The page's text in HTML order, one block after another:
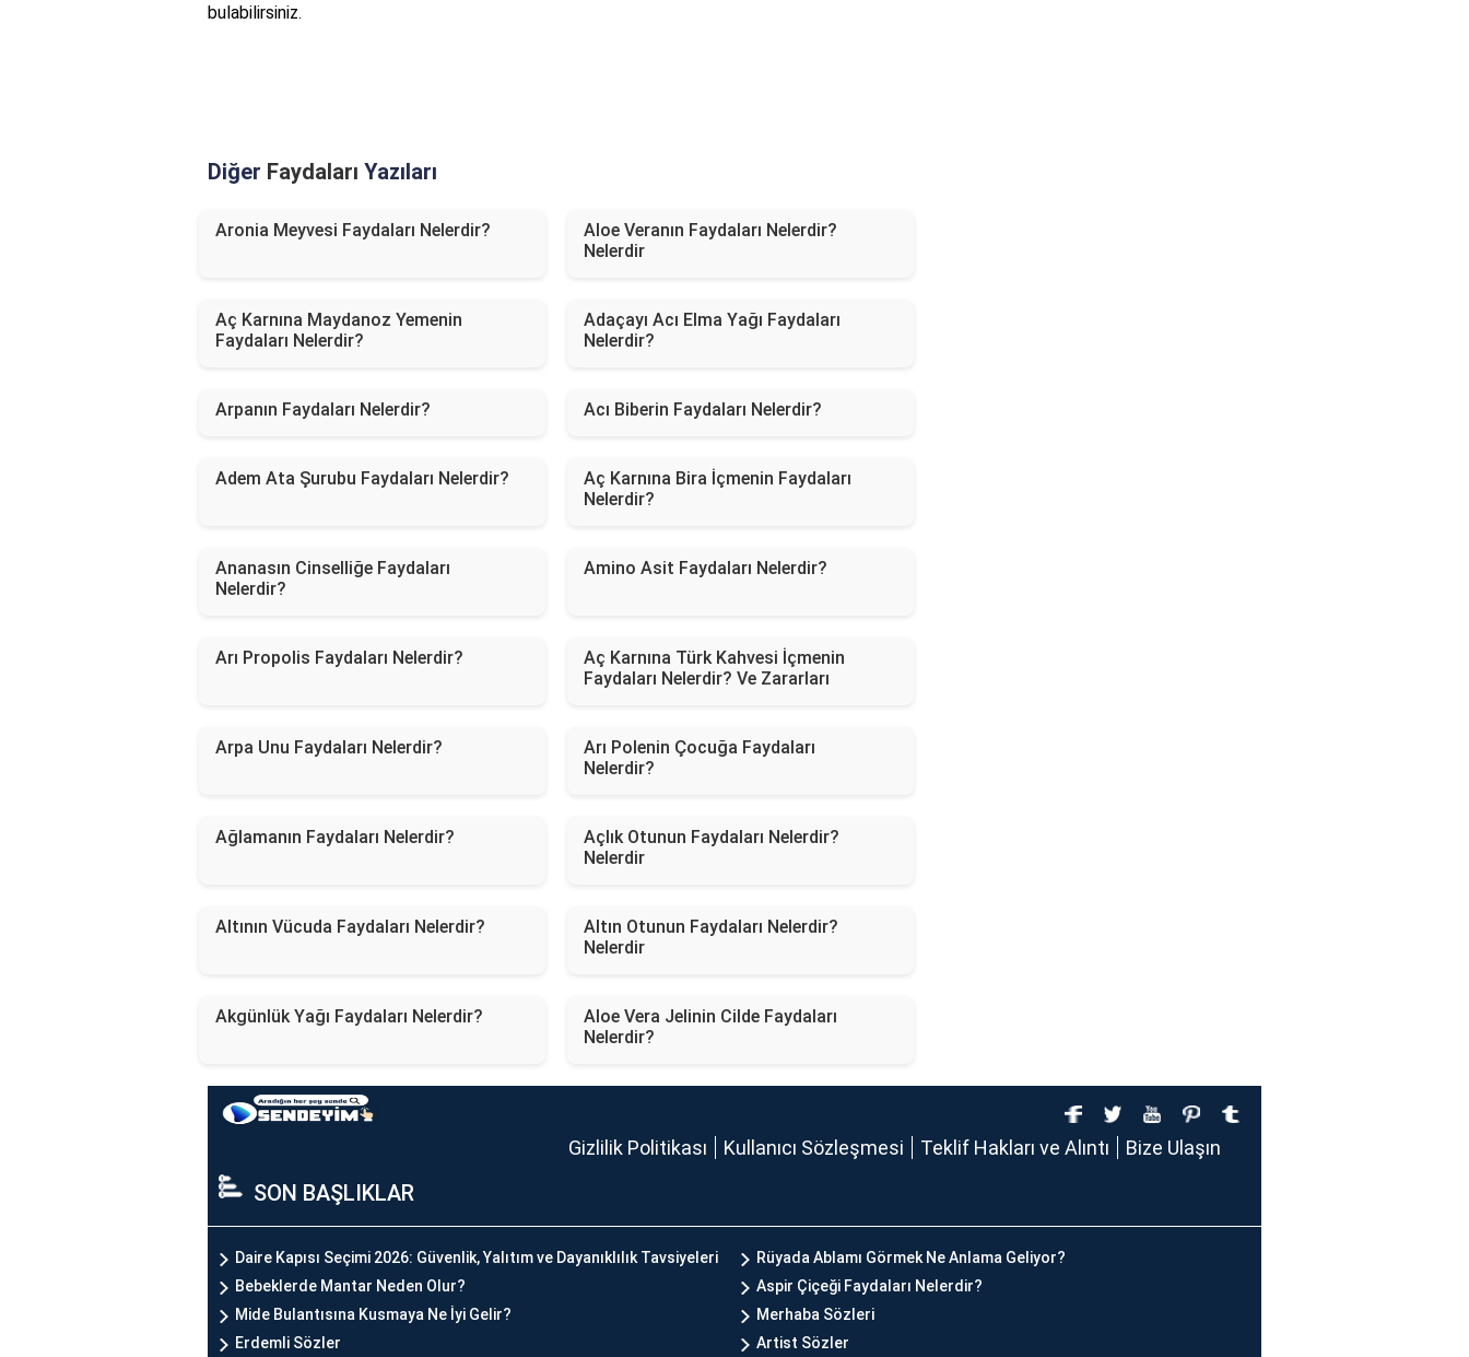
bulabilirsiniz.
Diğer Faydaları Yazıları
Aronia Meyvesi Faydaları Nelerdir?
Aloe Veranın Faydaları Nelerdir?
Nelerdir
Aç Karnına Maydanoz Yemenin
Faydaları Nelerdir?
Adaçayı Acı Elma Yağı Faydaları
Nelerdir?
Arpanın Faydaları Nelerdir? Acı Biberin Faydaları Nelerdir?
Adem Ata Şurubu Faydaları Nelerdir?
Aç Karnına Bira İçmenin Faydaları
Nelerdir?
Ananasın Cinselliğe Faydaları
Nelerdir?
Amino Asit Faydaları Nelerdir?
Arı Propolis Faydaları Nelerdir?
Aç Karnına Türk Kahvesi İçmenin
Faydaları Nelerdir? Ve Zararları
Arpa Unu Faydaları Nelerdir?
Arı Polenin Çocuğa Faydaları
Nelerdir?
Ağlamanın Faydaları Nelerdir?
Açlık Otunun Faydaları Nelerdir?
Nelerdir
Altının Vücuda Faydaları Nelerdir?
Altın Otunun Faydaları Nelerdir?
Nelerdir
Akgünlük Yağı Faydaları Nelerdir?
Aloe Vera Jelinin Cilde Faydaları
Nelerdir?
Gizlilik Politikası Kullanıcı Sözleşmesi Teklif Hakları ve Alıntı Bize Ulaşın
SON BAŞLIKLAR
Daire Kapısı Seçimi 2026: Güvenlik, Yalıtım ve Dayanıklılık Tavsiyeleri
Rüyada Ablamı Görmek Ne Anlama Geliyor?
Bebeklerde Mantar Neden Olur?
Aspir Çiçeği Faydaları Nelerdir?
Mide Bulantısına Kusmaya Ne İyi Gelir?
Merhaba Sözleri
Erdemli Sözler
Artist Sözler